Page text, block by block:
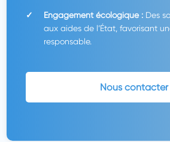
Engagement écologique : Des
aux aides de l’État, favorisant
responsable.
Nous contacter